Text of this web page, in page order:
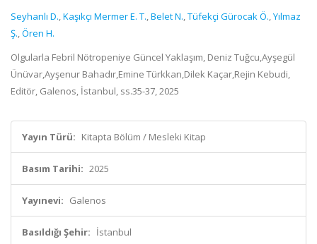
Seyhanlı D.,Kaşıkçı Mermer E. T.,Belet N.,Tüfekçi Gürocak Ö.,Yılmaz
Ş.,Ören H.
Olgularla Febril Nötropeniye Güncel Yaklaşım, Deniz Tuğcu,Ayşegül
Ünüvar,Ayşenur Bahadır,Emine Türkkan,Dilek Kaçar,Rejin Kebudi,
Editör, Galenos, İstanbul, ss.35-37, 2025
Yayın Türü: Kitapta Bölüm / Mesleki Kitap
Basım Tarihi: 2025
Yayınevi: Galenos
Basıldığı Şehir: İstanbul